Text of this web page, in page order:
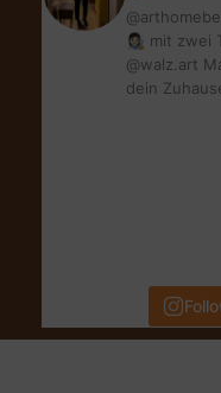
👩🏻‍🎨 mit
@walz.art
dein